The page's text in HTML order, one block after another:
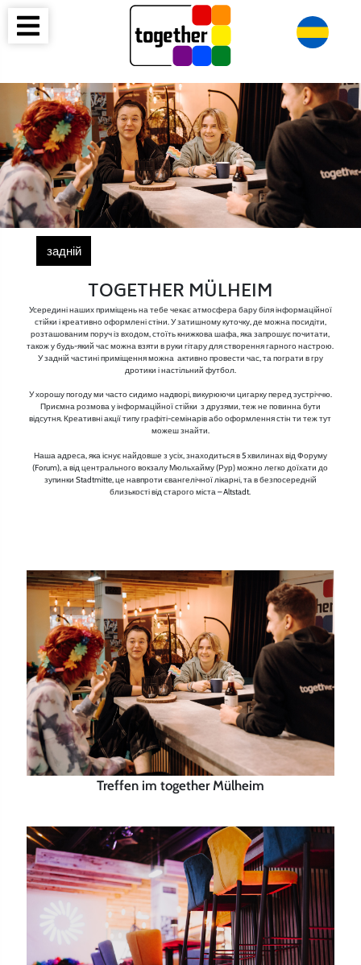
задній
TOGETHER MÜLHEIM
Усередині наших приміщень на тебе чекає атмосфера бару біля інформаційної
стійки і креативно оформлені стіни. У затишному куточку, де можна посидіти,
розташованим поруч із входом, стоїть книжкова шафа, яка запрошує почитати,
також у будь-який час можна взяти в руки гітару для створення гарного настрою.
У задній частині приміщення можна активно провести час, та пограти в гру
дротики і настільний футбол.
У хорошу погоду ми часто сидимо надворі, викурюючи цигарку перед зустріччю.
Приємна розмова у інформаційної стійки з друзями, теж не повинна бути
відсутня. Креативні акції типу графіті-семінарів або оформлення стін ти теж тут
можеш знайти.
Наша адреса, яка існує найдовше з усіх, знаходиться в 5 хвилинах від Форуму
(Forum), а від центрального вокзалу Мюльхайму (Рур) можно легко доїхати до
зупинки Stadtmitte, це навпроти євангелічної лікарні, та в безпосередній
близькості від старого міста – Altstadt.
Treffen im together Mülheim